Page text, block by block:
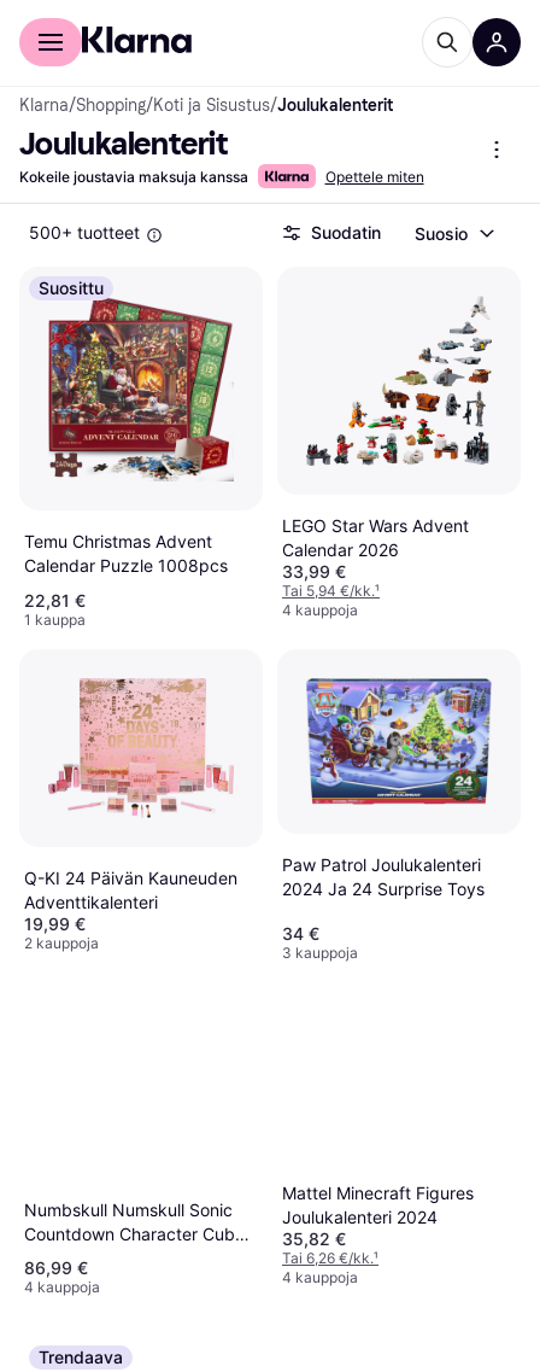
Kuluttajille
Klarna/Shopping/Koti ja Sisustus/Joulukalenterit
Joulukalenterit
Kokeile joustavia maksuja kanssa Opettele miten
500+ tuotteet Suodatin Suosio
Suosittu
Temu Christmas Advent
Calendar Puzzle 1008pcs
22,81 €
1 kauppa
LEGO Star Wars Advent
Calendar 2026
33,99 €
Tai 5,94 €/kk.¹
4 kauppoja
Q-KI 24 Päivän Kauneuden
Adventtikalenteri
19,99 €
2 kauppoja
Paw Patrol Joulukalenteri
2024 Ja 24 Surprise Toys
34 €
3 kauppoja
Numbskull Numskull Sonic
Countdown Character Cube
Box
86,99 €
4 kauppoja
Mattel Minecraft Figures
Joulukalenteri 2024
35,82 €
Tai 6,26 €/kk.¹
4 kauppoja
Trendaava